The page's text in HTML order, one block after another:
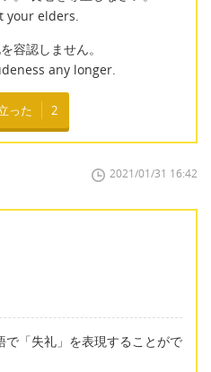
your elders.
容認しません。
any longer.
った 2
2021/01/31 16:42
「失礼」を表現することがで